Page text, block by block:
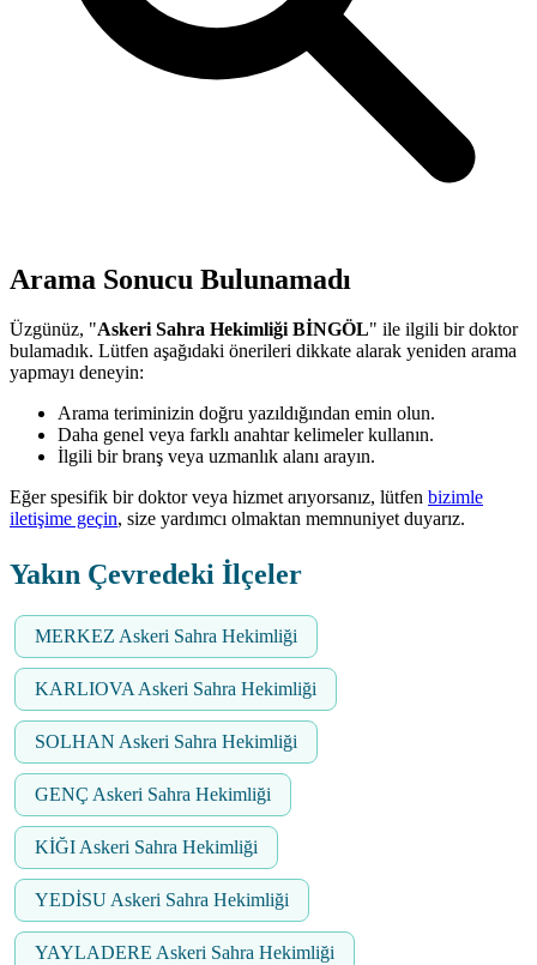
Arama Sonucu Bulunamadı
Üzgünüz, "Askeri Sahra Hekimliği BİNGÖL" ile ilgili bir doktor
bulamadık. Lütfen aşağıdaki önerileri dikkate alarak yeniden arama
yapmayı deneyin:
Arama teriminizin doğru yazıldığından emin olun.
Daha genel veya farklı anahtar kelimeler kullanın.
İlgili bir branş veya uzmanlık alanı arayın.
Eğer spesifik bir doktor veya hizmet arıyorsanız, lütfen bizimle
iletişime geçin, size yardımcı olmaktan memnuniyet duyarız.
Yakın Çevredeki İlçeler
MERKEZ Askeri Sahra Hekimliği
KARLIOVA Askeri Sahra Hekimliği
SOLHAN Askeri Sahra Hekimliği
GENÇ Askeri Sahra Hekimliği
KİĞI Askeri Sahra Hekimliği
YEDİSU Askeri Sahra Hekimliği
YAYLADERE Askeri Sahra Hekimliği